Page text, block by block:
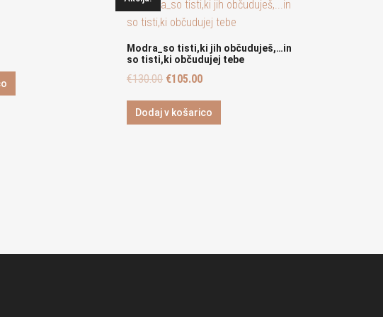
Modra_so tisti,ki jih občuduješ,…in
so tisti,ki občudujej tebe
€130.00 €105.00
Dodaj v košarico